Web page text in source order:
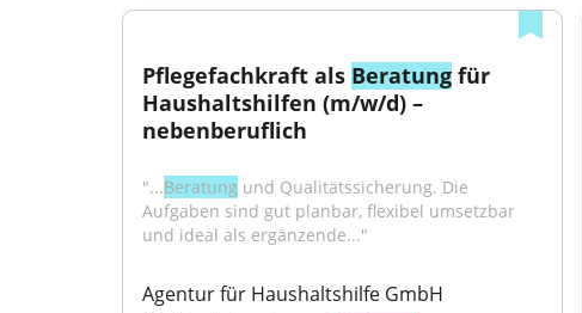
Pflegefachkraft als Beratung für
Haushaltshilfen (m/w/d) –
nebenberuflich
"...Beratung und Qualitätssicherung. Die
Aufgaben sind gut planbar, flexibel umsetzbar
und ideal als ergänzende..."
Agentur für Haushaltshilfe GmbH